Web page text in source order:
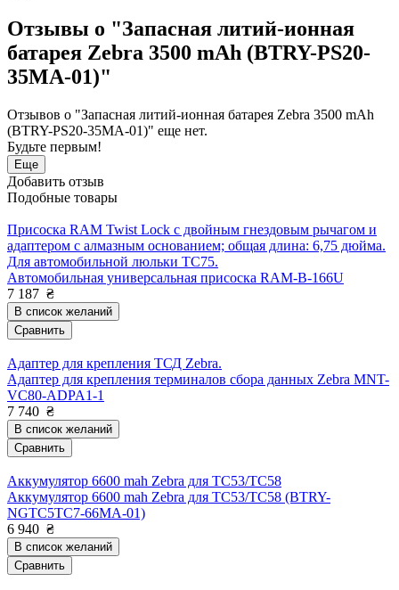
Отзывы о "Запасная литий-ионная
батарея Zebra 3500 mAh (BTRY-PS20-
35MA-01)"
Отзывов о "Запасная литий-ионная батарея Zebra 3500 mAh
(BTRY-PS20-35MA-01)" еще нет.
Будьте первым!
Еще
Добавить отзыв
Подобные товары
Присоска RAM Twist Lock с двойным гнездовым рычагом и
адаптером с алмазным основанием; общая длина: 6,75 дюйма.
Для автомобильной люльки TC75.
Автомобильная универсальная присоска RAM-B-166U
7 187 ₴
В список желаний
Сравнить
Адаптер для крепления ТСД Zebra.
Адаптер для крепления терминалов сбора данных Zebra MNT-
VC80-ADPA1-1
7 740 ₴
В список желаний
Сравнить
Аккумулятор 6600 mah Zebra для TC53/TC58
Аккумулятор 6600 mah Zebra для TC53/TC58 (BTRY-
NGTC5TC7-66MA-01)
6 940 ₴
В список желаний
Сравнить